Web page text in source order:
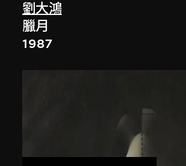
劉大鴻
臘月
1987